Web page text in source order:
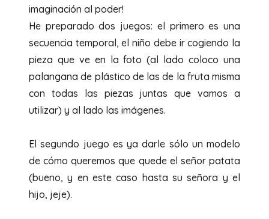
imaginación al poder!
He preparado dos juegos: el primero es una
secuencia temporal, el niño debe ir cogiendo la
pieza que ve en la foto (al lado coloco una
palangana de plástico de las de la fruta misma
con todas las piezas juntas que vamos a
utilizar) y al lado las imágenes.
El segundo juego es ya darle sólo un modelo
de cómo queremos que quede el señor patata
(bueno, y en este caso hasta su señora y el
hijo, jeje).